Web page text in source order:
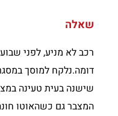
שאלה
רכב לא מניע, לפני
דומה.נלקח למוסך
שישנה בעית טעינה
המצבר גם כשהאוטו